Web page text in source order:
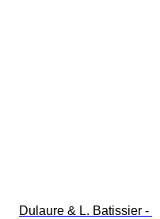
Dulaure & L. Batissier -